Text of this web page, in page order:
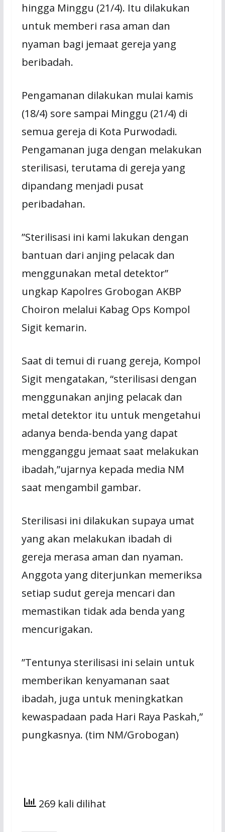
hingga Minggu (21/4). Itu dilakukan
untuk memberi rasa aman dan
nyaman bagi jemaat gereja yang
beribadah.
Pengamanan dilakukan mulai kamis
(18/4) sore sampai Minggu (21/4) di
semua gereja di Kota Purwodadi.
Pengamanan juga dengan melakukan
sterilisasi, terutama di gereja yang
dipandang menjadi pusat
peribadahan.
”Sterilisasi ini kami lakukan dengan
bantuan dari anjing pelacak dan
menggunakan metal detektor”
ungkap Kapolres Grobogan AKBP
Choiron melalui Kabag Ops Kompol
Sigit kemarin.
Saat di temui di ruang gereja, Kompol
Sigit mengatakan, “sterilisasi dengan
menggunakan anjing pelacak dan
metal detektor itu untuk mengetahui
adanya benda-benda yang dapat
mengganggu jemaat saat melakukan
ibadah,”ujarnya kepada media NM
saat mengambil gambar.
Sterilisasi ini dilakukan supaya umat
yang akan melakukan ibadah di
gereja merasa aman dan nyaman.
Anggota yang diterjunkan memeriksa
setiap sudut gereja mencari dan
memastikan tidak ada benda yang
mencurigakan.
”Tentunya sterilisasi ini selain untuk
memberikan kenyamanan saat
ibadah, juga untuk meningkatkan
kewaspadaan pada Hari Raya Paskah,”
pungkasnya. (tim NM/Grobogan)
269 kali dilihat